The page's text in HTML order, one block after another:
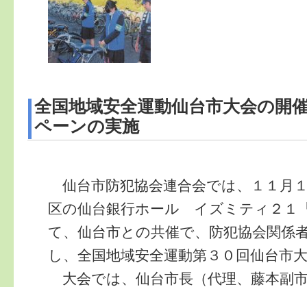
全国地域安全運動仙台市大会の開
ペーンの実施
仙台市防犯協会連合会では、１１月
区の仙台銀行ホール イズミティ２１
て、仙台市との共催で、防犯協会関係
し、全国地域安全運動第３０回仙台市
大会では、仙台市長（代理、藤本副